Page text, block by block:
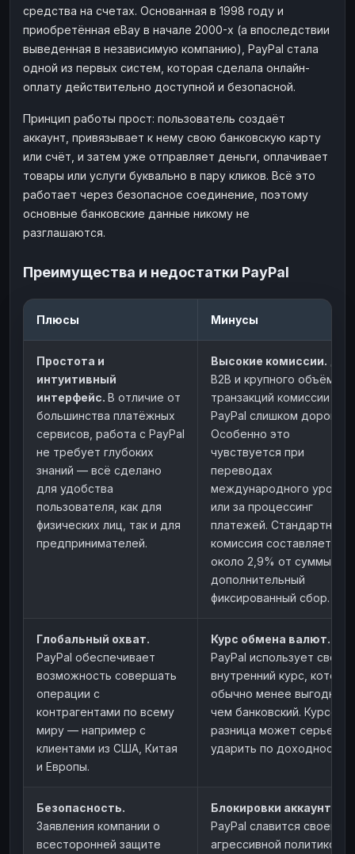
средства на счетах. Основанная в 1998 году и
приобретённая eBay в начале 2000-х (а впоследствии
выведенная в независимую компанию), PayPal стала
одной из первых систем, которая сделала онлайн-
оплату действительно доступной и безопасной.
Принцип работы прост: пользователь создаёт
аккаунт, привязывает к нему свою банковскую карту
или счёт, и затем уже отправляет деньги, оплачивает
товары или услуги буквально в пару кликов. Всё это
работает через безопасное соединение, поэтому
основные банковские данные никому не
разглашаются.
Преимущества и недостатки PayPal
Плюсы Минусы
Простота и
интуитивный
интерфейс. В отличие от
большинства платёжных
сервисов, работа с PayPal
не требует глубоких
знаний — всё сделано
для удобства
пользователя, как для
физических лиц, так и для
предпринимателей.
Высокие комиссии.
B2B и крупного объёма
транзакций комиссии
PayPal слишком дорогие.
Особенно это
чувствуется при
переводах
международного уровня
или за процессинг
платежей. Стандартная
комиссия составляет
около 2,9% от суммы +
дополнительный
фиксированный сбор.
Глобальный охват.
PayPal обеспечивает
возможность совершать
операции с
контрагентами по всему
миру — например с
клиентами из США, Китая
и Европы.
Курс обмена валют.
PayPal использует свой
внутренний курс,
обычно менее выгодный,
чем банковский.
разница может серьезно
ударить по доходности.
Безопасность.
Заявления компании о
всесторонней защите
Блокировки аккаунтов.
PayPal славится своей
агрессивной политикой